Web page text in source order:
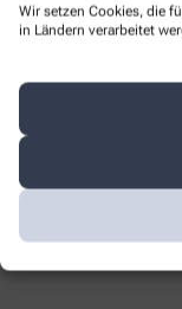
Wir setzen Cookies, die
in Ländern verarbeitet